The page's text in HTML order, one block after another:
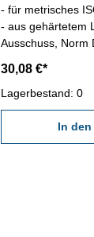
- für metrisches
- aus gehärtetem
Ausschuss, Norm
30,08 €*
Lagerbestand: 0
In den